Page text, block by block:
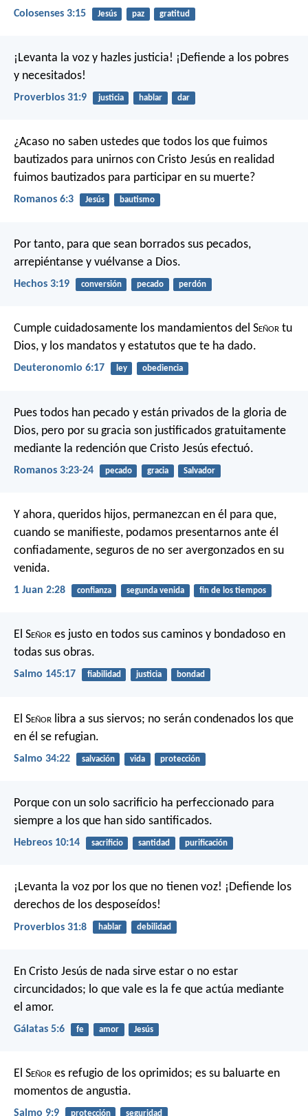
Colosenses 3:15 Jesús paz gratitud
¡Levanta la voz y hazles justicia! ¡Defiende a los pobres
y necesitados!
Proverbios 31:9 justicia hablar dar
¿Acaso no saben ustedes que todos los que fuimos
bautizados para unirnos con Cristo Jesús en realidad
fuimos bautizados para participar en su muerte?
Romanos 6:3 Jesús bautismo
Por tanto, para que sean borrados sus pecados,
arrepiéntanse y vuélvanse a Dios.
Hechos 3:19 conversión pecado perdón
Cumple cuidadosamente los mandamientos del Señor tu
Dios, y los mandatos y estatutos que te ha dado.
Deuteronomio 6:17 ley obediencia
Pues todos han pecado y están privados de la gloria de
Dios, pero por su gracia son justificados gratuitamente
mediante la redención que Cristo Jesús efectuó.
Romanos 3:23-24 pecado gracia Salvador
Y ahora, queridos hijos, permanezcan en él para que,
cuando se manifieste, podamos presentarnos ante él
confiadamente, seguros de no ser avergonzados en su
venida.
1 Juan 2:28 confianza segunda venida fin de los tiempos
El Señor es justo en todos sus caminos y bondadoso en
todas sus obras.
Salmo 145:17 fiabilidad justicia bondad
El Señor libra a sus siervos; no serán condenados los que
en él se refugian.
Salmo 34:22 salvación vida protección
Porque con un solo sacrificio ha perfeccionado para
siempre a los que han sido santificados.
Hebreos 10:14 sacrificio santidad purificación
¡Levanta la voz por los que no tienen voz! ¡Defiende los
derechos de los desposeídos!
Proverbios 31:8 hablar debilidad
En Cristo Jesús de nada sirve estar o no estar
circuncidados; lo que vale es la fe que actúa mediante
el amor.
Gálatas 5:6 fe amor Jesús
El Señor es refugio de los oprimidos; es su baluarte en
momentos de angustia.
Salmo 9:9 protección seguridad